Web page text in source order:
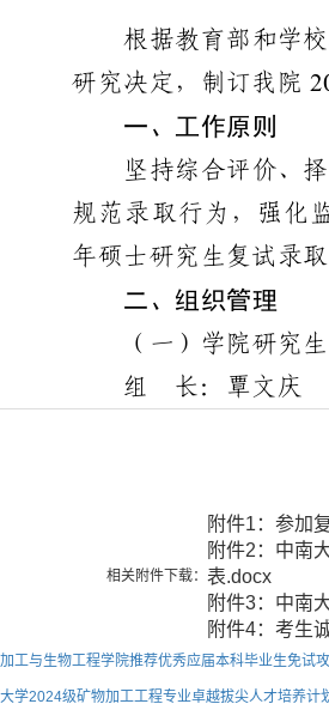
相关附件下载：
附件1：参加
附件2：中南
表.docx
附件3：中南
附件4：考生
工与生物工程学院推荐优秀应届本科毕业生免试
学2024级矿物加工工程专业卓越拔尖人才培养计